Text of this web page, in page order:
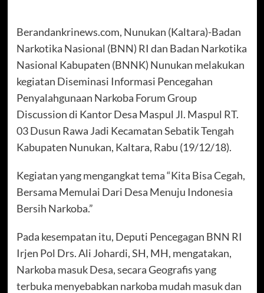
Berandankrinews.com, Nunukan (Kaltara)-Badan
Narkotika Nasional (BNN) RI dan Badan Narkotika
Nasional Kabupaten (BNNK) Nunukan melakukan
kegiatan Diseminasi Informasi Pencegahan
Penyalahgunaan Narkoba Forum Group
Discussion di Kantor Desa Maspul Jl. Maspul RT.
03 Dusun Rawa Jadi Kecamatan Sebatik Tengah
Kabupaten Nunukan, Kaltara, Rabu (19/12/18).
Kegiatan yang mengangkat tema “Kita Bisa Cegah,
Bersama Memulai Dari Desa Menuju Indonesia
Bersih Narkoba.”
Pada kesempatan itu, Deputi Pencegagan BNN RI
Irjen Pol Drs. Ali Johardi, SH, MH, mengatakan,
Narkoba masuk Desa, secara Geografis yang
terbuka menyebabkan narkoba mudah masuk dan